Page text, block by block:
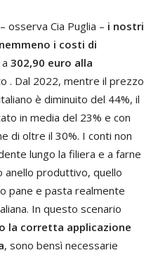
osserva Cia Puglia – i nostri
i costi di
302,90 euro alla
. Dal 2022, mentre il prezzo
è diminuito del 44%, il
in media del 23% e con
di oltre il 30%. I conti non
lungo la filiera e a farne
produttivo, quello
pane e pasta realmente
In questo scenario
la corretta applicazione
, sono bensì necessarie